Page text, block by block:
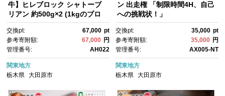
牛】ヒレブロック シャトーブ
リアン 約500g×2 (1kgのブロ
定 ブランド牛 牛肉 フィレ ステ
ーキ ヒレ 産地直送 産直
交換pt: 67,000 pt
参考寄附額:
67,000 円
管理番号:
AH022
関東地方
栃木県
大田原市
ン 出走権 「制限時間4H、自己
への挑戦状！」
交換pt: 35,000 pt
参考寄附額:
35,000 円
管理番号:
AX005-NT
関東地方
栃木県 大田原市